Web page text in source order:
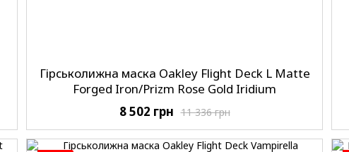
Гірськолижна маска Oakley Flight Deck L Matte
Forged Iron/Prizm Rose Gold Iridium
11 336 грн
8 502 грн